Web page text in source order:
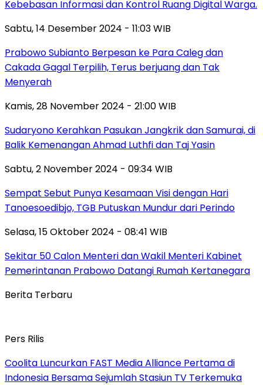
Kebebasan Informasi dan Kontrol Ruang Digital Warga.
Sabtu, 14 Desember 2024 - 11:03 WIB
Prabowo Subianto Berpesan ke Para Caleg dan
Cakada Gagal Terpilih, Terus berjuang dan Tak
Menyerah
Kamis, 28 November 2024 - 21:00 WIB
Sudaryono Kerahkan Pasukan Jangkrik dan Samurai, di
Balik Kemenangan Ahmad Luthfi dan Taj Yasin
Sabtu, 2 November 2024 - 09:34 WIB
Sempat Sebut Punya Kesamaan Visi dengan Hari
Tanoesoedibjo, TGB Putuskan Mundur dari Perindo
Selasa, 15 Oktober 2024 - 08:41 WIB
Sekitar 50 Calon Menteri dan Wakil Menteri Kabinet
Pemerintanan Prabowo Datangi Rumah Kertanegara
Berita Terbaru
Pers Rilis
Coolita Luncurkan FAST Media Alliance Pertama di
Indonesia Bersama Sejumlah Stasiun TV Terkemuka